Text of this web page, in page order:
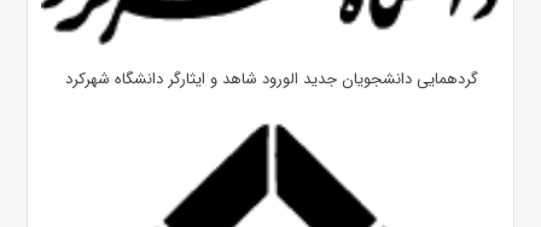
گردهمایی دانشجویان جدید الورود شاهد و ایثارگر دانشگاه شهرکرد